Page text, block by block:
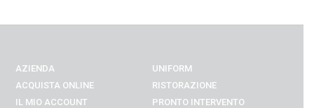
AZIENDA
ACQUISTA ONLINE
IL MIO ACCOUNT
UNIFORM
RISTORAZIONE
PRONTO INTERVENTO